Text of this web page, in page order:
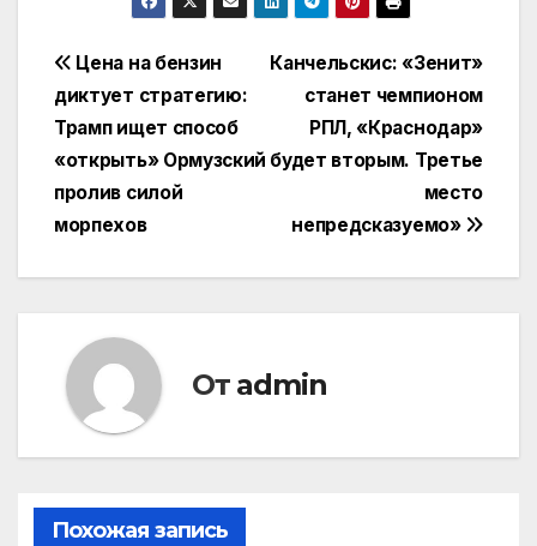
Навигация
по
записям
Канчельскис: «Зенит»
станет чемпионом
РПЛ, «Краснодар»
будет вторым. Третье
место
непредсказуемо»
Цена на бензин
диктует стратегию:
Трамп ищет способ
«открыть» Ормузский
пролив силой
морпехов
От admin
Похожая запись